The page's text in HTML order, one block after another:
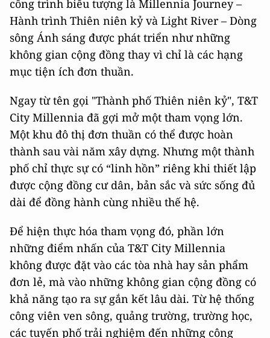
công trình biểu tượng là Millennia Journey –
Hành trình Thiên niên kỷ và Light River – Dòng
sông Ánh sáng được phát triển như những
không gian cộng đồng thay vì chỉ là các hạng
mục tiện ích đơn thuần.
Ngay từ tên gọi "Thành phố Thiên niên kỷ", T&T
City Millennia đã gợi mở một tham vọng lớn.
Một khu đô thị đơn thuần có thể được hoàn
thành sau vài năm xây dựng. Nhưng một thành
phố chỉ thực sự có “linh hồn” riêng khi thiết lập
được cộng đồng cư dân, bản sắc và sức sống đủ
dài để đồng hành cùng nhiều thế hệ.
Để hiện thực hóa tham vọng đó, phần lớn
những điểm nhấn của T&T City Millennia
không được đặt vào các tòa nhà hay sản phẩm
đơn lẻ, mà vào những không gian cộng đồng có
khả năng tạo ra sự gắn kết lâu dài. Từ hệ thống
công viên ven sông, quảng trường, trường học,
các tuyến phố trải nghiệm đến những công